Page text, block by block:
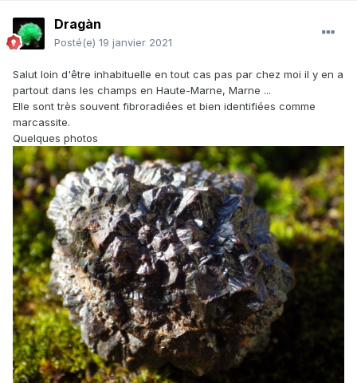
Dragàn
Posté(e) 19 janvier 2021
Salut loin d'être inhabituelle en tout cas pas par chez moi il y en a
partout dans les champs en Haute-Marne, Marne ...
Elle sont très souvent fibroradiées et bien identifiées comme
marcassite.
Quelques photos